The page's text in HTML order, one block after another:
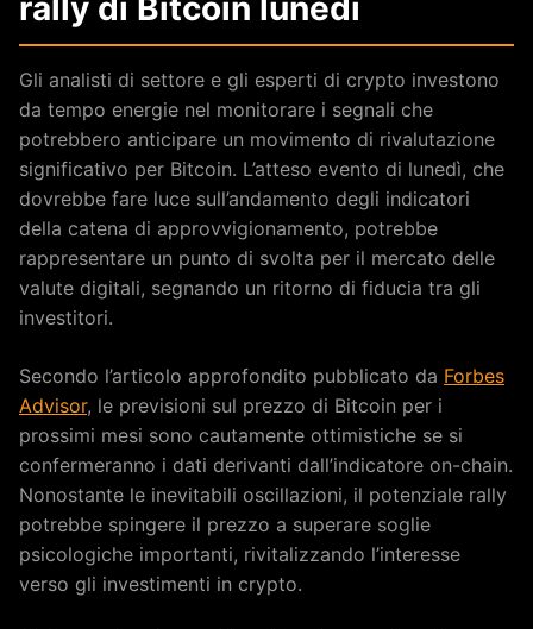
rally di Bitcoin lunedì
Gli analisti di settore e gli esperti di crypto investono
da tempo energie nel monitorare i segnali che
potrebbero anticipare un movimento di rivalutazione
significativo per Bitcoin. L’atteso evento di lunedì, che
dovrebbe fare luce sull’andamento degli indicatori
della catena di approvvigionamento, potrebbe
rappresentare un punto di svolta per il mercato delle
valute digitali, segnando un ritorno di fiducia tra gli
investitori.
Secondo l’articolo approfondito pubblicato da Forbes
Advisor, le previsioni sul prezzo di Bitcoin per i
prossimi mesi sono cautamente ottimistiche se si
confermeranno i dati derivanti dall’indicatore on-chain.
Nonostante le inevitabili oscillazioni, il potenziale rally
potrebbe spingere il prezzo a superare soglie
psicologiche importanti, rivitalizzando l’interesse
verso gli investimenti in crypto.